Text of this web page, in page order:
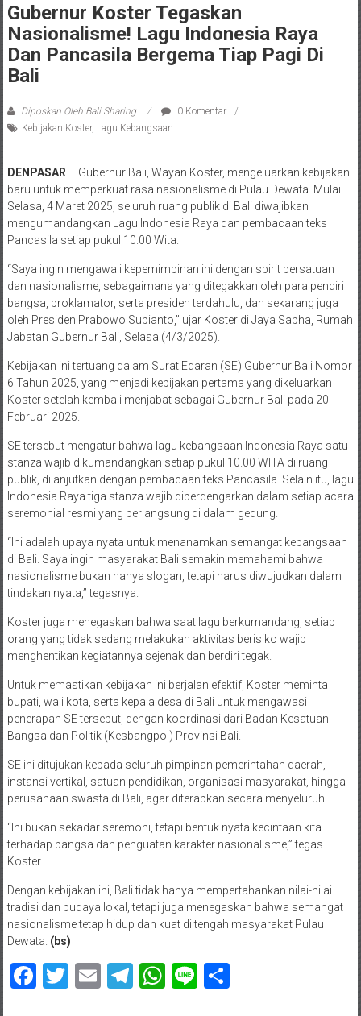
Gubernur Koster Tegaskan
Nasionalisme! Lagu Indonesia Raya
Dan Pancasila Bergema Tiap Pagi Di
Bali
Diposkan Oleh:Bali Sharing
0 Komentar
Kebijakan Koster, Lagu Kebangsaan
DENPASAR – Gubernur Bali, Wayan Koster, mengeluarkan kebijakan
baru untuk memperkuat rasa nasionalisme di Pulau Dewata. Mulai
Selasa, 4 Maret 2025, seluruh ruang publik di Bali diwajibkan
mengumandangkan Lagu Indonesia Raya dan pembacaan teks
Pancasila setiap pukul 10.00 Wita.
“Saya ingin mengawali kepemimpinan ini dengan spirit persatuan
dan nasionalisme, sebagaimana yang ditegakkan oleh para pendiri
bangsa, proklamator, serta presiden terdahulu, dan sekarang juga
oleh Presiden Prabowo Subianto,” ujar Koster di Jaya Sabha, Rumah
Jabatan Gubernur Bali, Selasa (4/3/2025).
Kebijakan ini tertuang dalam Surat Edaran (SE) Gubernur Bali Nomor
6 Tahun 2025, yang menjadi kebijakan pertama yang dikeluarkan
Koster setelah kembali menjabat sebagai Gubernur Bali pada 20
Februari 2025.
SE tersebut mengatur bahwa lagu kebangsaan Indonesia Raya satu
stanza wajib dikumandangkan setiap pukul 10.00 WITA di ruang
publik, dilanjutkan dengan pembacaan teks Pancasila. Selain itu, lagu
Indonesia Raya tiga stanza wajib diperdengarkan dalam setiap acara
seremonial resmi yang berlangsung di dalam gedung.
“Ini adalah upaya nyata untuk menanamkan semangat kebangsaan
di Bali. Saya ingin masyarakat Bali semakin memahami bahwa
nasionalisme bukan hanya slogan, tetapi harus diwujudkan dalam
tindakan nyata,” tegasnya.
Koster juga menegaskan bahwa saat lagu berkumandang, setiap
orang yang tidak sedang melakukan aktivitas berisiko wajib
menghentikan kegiatannya sejenak dan berdiri tegak.
Untuk memastikan kebijakan ini berjalan efektif, Koster meminta
bupati, wali kota, serta kepala desa di Bali untuk mengawasi
penerapan SE tersebut, dengan koordinasi dari Badan Kesatuan
Bangsa dan Politik (Kesbangpol) Provinsi Bali.
SE ini ditujukan kepada seluruh pimpinan pemerintahan daerah,
instansi vertikal, satuan pendidikan, organisasi masyarakat, hingga
perusahaan swasta di Bali, agar diterapkan secara menyeluruh.
“Ini bukan sekadar seremoni, tetapi bentuk nyata kecintaan kita
terhadap bangsa dan penguatan karakter nasionalisme,” tegas
Koster.
Dengan kebijakan ini, Bali tidak hanya mempertahankan nilai-nilai
tradisi dan budaya lokal, tetapi juga menegaskan bahwa semangat
nasionalisme tetap hidup dan kuat di tengah masyarakat Pulau
Dewata. (bs)
Facebook
Twitter
EmailTelegram
WhatsApp
LineShare